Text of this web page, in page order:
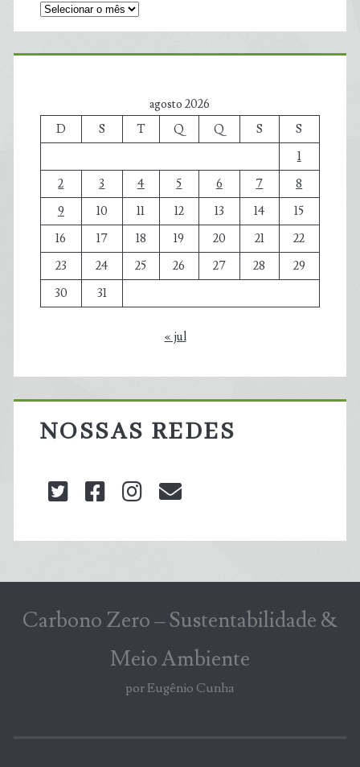
agosto 2026
D
S T Q Q S
S
1
2
3 4 5 6 7
8
9
10 11 12 13 14
15
16
17 18 19 20 21
22
23
24 25 26 27 28
29
30
31
« jul
NOSSAS REDES
twitterfacebookinstagram
Carbono Zero – Sustentabilidade &
Meio Ambiente
por Eugênio Cunha